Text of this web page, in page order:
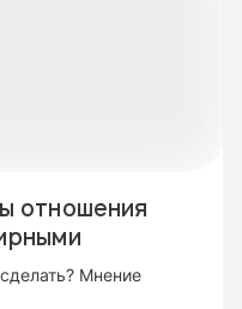
отношения
Мнение